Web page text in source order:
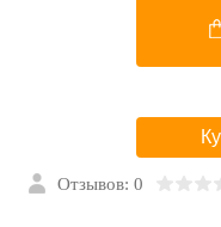
Отзывов: 0